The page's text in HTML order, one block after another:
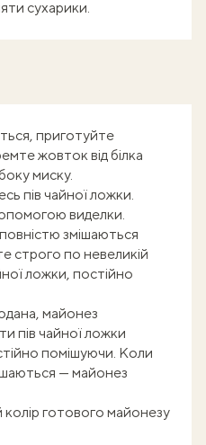
сухарики.
приготуйте
жовток від білка
миску.
пів чайної ложки.
виделки.
змішаються
строго по невеликій
ложки, постійно
майонез
пів чайної ложки
помішуючи. Коли
— майонез
готового майонезу